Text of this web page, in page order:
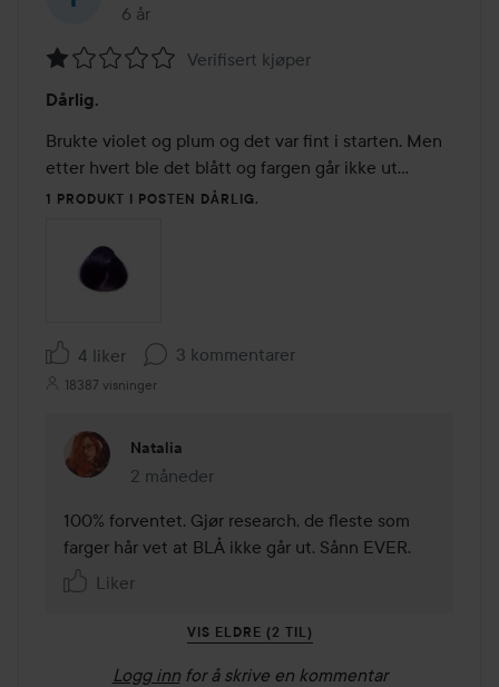
6 år
Innlegget ble opprettet 6 år
1
av
5
Verifisert kjøper
Dårlig.
Brukte violet og plum og det var fint i starten. Men
etter hvert ble det blått og fargen går ikke ut...
1 PRODUKT I POSTEN DÅRLIG.
4 liker 3 kommentarer
18387 visninger
Natalia
2 måneder
Kommentaren lades 2 måneder
100% forventet. Gjør research, de fleste som
farger hår vet at BLÅ ikke går ut. Sånn EVER.
Liker
VIS ELDRE (2 TIL)
Logg inn for å skrive en kommentar